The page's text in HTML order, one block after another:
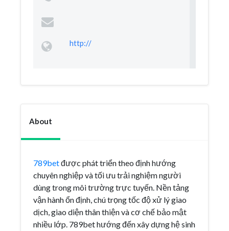
http://
About
789betđược phát triển theo định hướng
chuyên nghiệp và tối ưu trải nghiệm người
dùng trong môi trường trực tuyến. Nền tảng
vận hành ổn định, chú trọng tốc độ xử lý giao
dịch, giao diện thân thiện và cơ chế bảo mật
nhiều lớp. 789bet hướng đến xây dựng hệ sinh